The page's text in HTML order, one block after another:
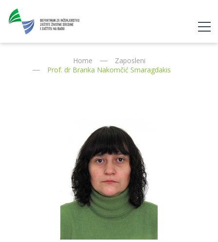
Home
Zaposleni
Prof. dr Branka Nakomčić Smaragdakis